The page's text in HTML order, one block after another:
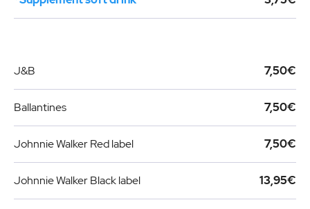
J&B 7,50€
Ballantines 7,50€
Johnnie Walker Red label 7,50€
Johnnie Walker Black label 13,95€